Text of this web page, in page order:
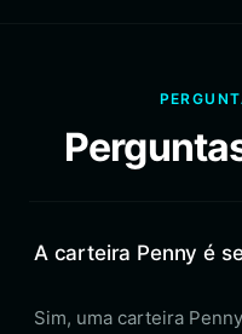
A carteira Penny é
Sim, uma carteira